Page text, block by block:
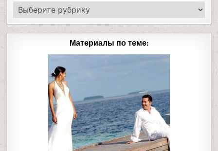
Материалы по теме: